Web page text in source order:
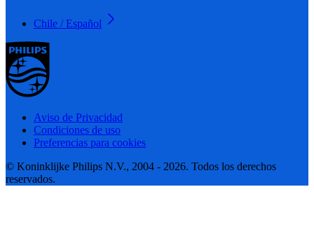
Chile / Español
Aviso de Privacidad
Condiciones de uso
Preferencias para cookies
© Koninklijke Philips N.V., 2004 - 2026. Todos los derechos
reservados.